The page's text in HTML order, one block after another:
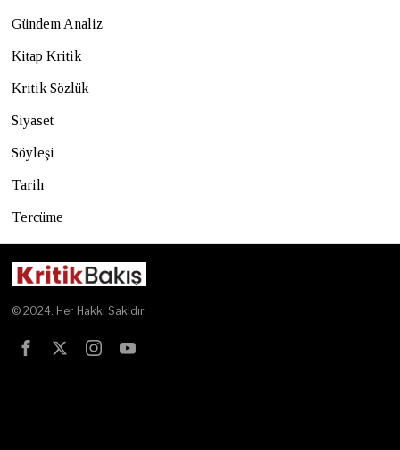
Gündem Analiz
Kitap Kritik
Kritik Sözlük
Siyaset
Söyleşi
Tarih
Tercüme
© 2024. Her Hakkı Sakldır